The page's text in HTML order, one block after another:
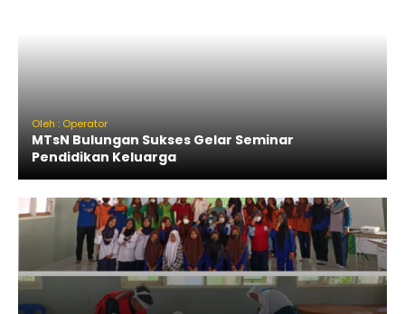
Oleh : Operator
MTsN Bulungan Sukses Gelar Seminar
Pendidikan Keluarga